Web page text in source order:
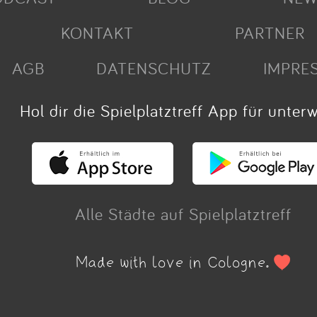
KONTAKT
PARTNER
AGB
DATENSCHUTZ
Hol dir die Spielplatztreff App für
Alle Städte auf Spielplatztreff
Made with love in Cologne.